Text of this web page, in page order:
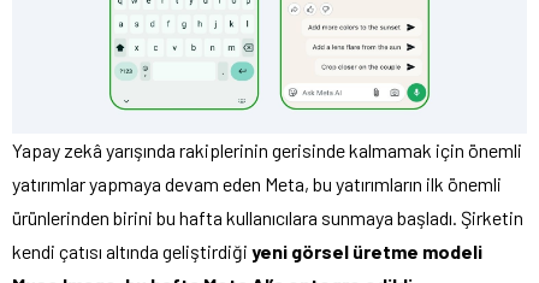
Yapay zekâ yarışında rakiplerinin gerisinde kalmamak için önemli
yatırımlar yapmaya devam eden Meta, bu yatırımların ilk önemli
ürünlerinden birini bu hafta kullanıcılara sunmaya başladı. Şirketin
kendi çatısı altında geliştirdiği yeni görsel üretme modeli